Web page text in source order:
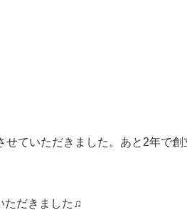
ていただきました。あと2年で創
ただきました♫